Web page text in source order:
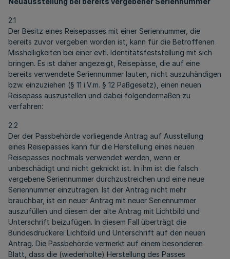
2.1
Der Besitz eines Reisepasses mit einer Seriennummer, die
bereits zuvor vergeben worden ist, kann für die Betroffenen
Misshelligkeiten bei einer evtl. Identitätsfeststellung mit sich
bringen. Es ist daher angezeigt, Reisepässe, die auf eine
bereits verwendete Seriennummer lauten, nicht auszuhändigen
bzw. einzuziehen (§ 11 i.V.m. § 12 Paßgesetz), einen neuen
Reisepass auszustellen und dabei folgendermaßen zu
verfahren:
2.2
Der der Passbehörde vorliegende Antrag auf Ausstellung
eines Reisepasses kann für die Herstellung eines neuen
Reisepasses nochmals verwendet werden, wenn er
unbeschädigt und nicht geknickt ist. In ihm ist die falsch
vergebene Seriennummer durchzustreichen und eine neue
Seriennummer einzutragen. Ist der Antrag nicht mehr
brauchbar, ist ein neuer Antrag mit neuer Seriennummer
auszufüllen und diesem der alte Antrag mit Lichtbild und
Unterschrift beizufügen. In diesem Fall überträgt die
Bundesdruckerei Lichtbild und Unterschrift auf den neuen
Antrag. Die Passbehörde vermerkt auf einem besonderen
Blatt, dass die (wiederholte) Herstellung des Passes